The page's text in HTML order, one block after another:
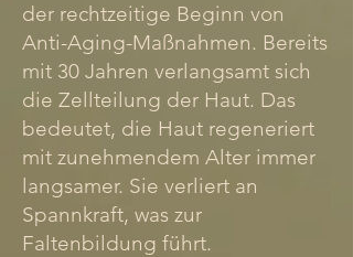
der rechtzeitige Beginn von
Anti-Aging-Maßnahmen. Bereits
mit 30 Jahren verlangsamt sich
die Zellteilung der Haut. Das
bedeutet, die Haut regeneriert
mit zunehmendem Alter immer
langsamer. Sie verliert an
Spannkraft, was zur
Faltenbildung führt.